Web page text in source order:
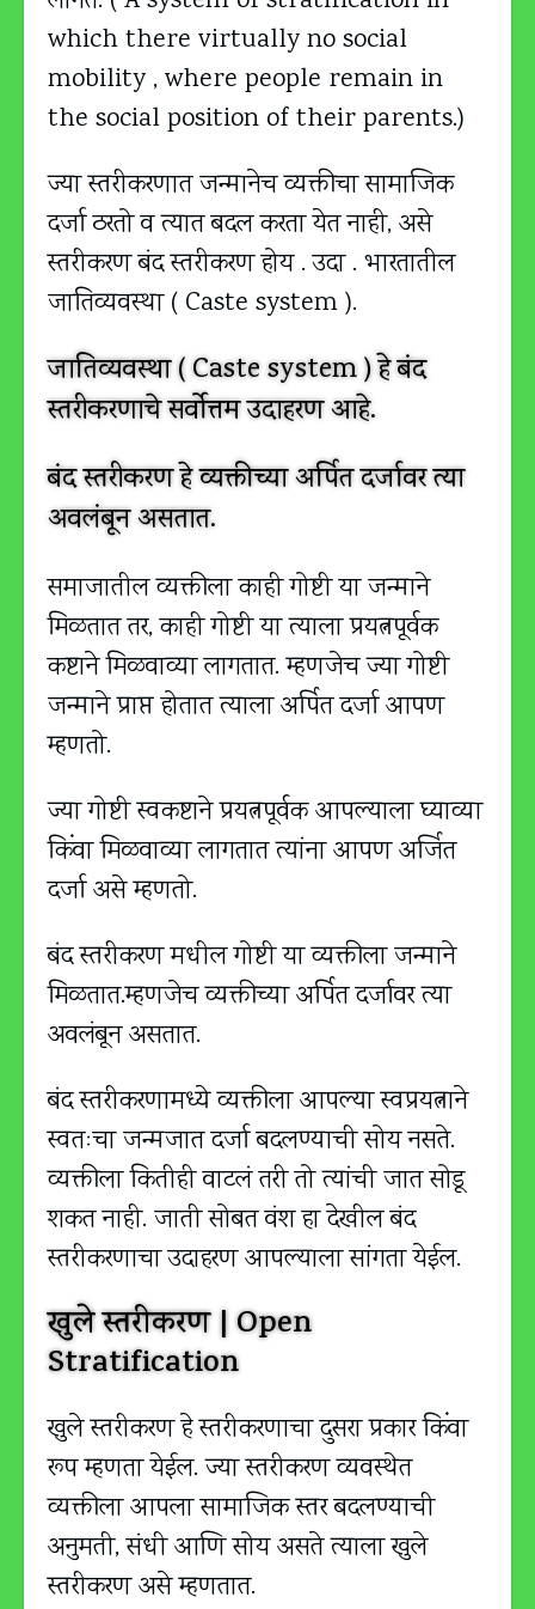
which there virtually no social
mobility , where people remain in
the social position of their parents.)
ज्या स्तरीकरणात जन्मानेच व्यक्तीचा सामाजिक
दर्जा ठरतो व त्यात बदल करता येत नाही, असे
स्तरीकरण बंद स्तरीकरण होय . उदा . भारतातील
जातिव्यवस्था ( Caste system ).
जातिव्यवस्था ( Caste system ) हे बंद
स्तरीकरणाचे सर्वोत्तम उदाहरण आहे.
बंद स्तरीकरण हे व्यक्तीच्या अर्पित दर्जावर त्या
अवलंबून असतात.
समाजातील व्यक्तीला काही गोष्टी या जन्माने
मिळतात तर, काही गोष्टी या त्याला प्रयत्नपूर्वक
कष्टाने मिळवाव्या लागतात. म्हणजेच ज्या गोष्टी
जन्माने प्राप्त होतात त्याला अर्पित दर्जा आपण
म्हणतो.
ज्या गोष्टी स्वकष्टाने प्रयत्नपूर्वक आपल्याला घ्याव्या
किंवा मिळवाव्या लागतात त्यांना आपण अर्जित
दर्जा असे म्हणतो.
बंद स्तरीकरण मधील गोष्टी या व्यक्तीला जन्माने
मिळतात.म्हणजेच व्यक्तीच्या अर्पित दर्जावर त्या
अवलंबून असतात.
बंद स्तरीकरणामध्ये व्यक्तीला आपल्या स्वप्रयत्नाने
स्वतःचा जन्मजात दर्जा बदलण्याची सोय नसते.
व्यक्तीला कितीही वाटलं तरी तो त्यांची जात सोडू
शकत नाही. जाती सोबत वंश हा देखील बंद
स्तरीकरणाचा उदाहरण आपल्याला सांगता येईल.
खुले स्तरीकरण | Open
Stratification
खुले स्तरीकरण हे स्तरीकरणाचा दुसरा प्रकार किंवा
रूप म्हणता येईल. ज्या स्तरीकरण व्यवस्थेत
व्यक्तीला आपला सामाजिक स्तर बदलण्याची
अनुमती, संधी आणि सोय असते त्याला खुले
स्तरीकरण असे म्हणतात.